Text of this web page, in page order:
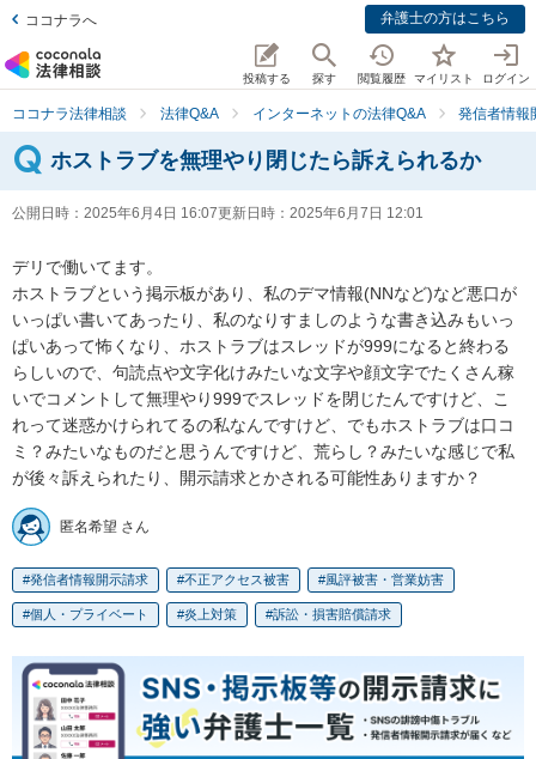
ココナラへ 弁護士の方はこちら
投稿する 探す 閲覧履歴 マイリスト ログイン
ココナラ法律相談 法律Q&A インターネットの法律Q&A 発信者情報
ホストラブを無理やり閉じたら訴えられるか
公開日時： 2025年6月4日 16:07更新日時： 2025年6月7日 12:01
デリで働いてます。
ホストラブという掲示板があり、私のデマ情報(NNなど)など悪口が
いっぱい書いてあったり、私のなりすましのような書き込みもいっ
ぱいあって怖くなり、ホストラブはスレッドが999になると終わる
らしいので、句読点や文字化けみたいな文字や顔文字でたくさん稼
いでコメントして無理やり999でスレッドを閉じたんですけど、こ
れって迷惑かけられてるの私なんですけど、でもホストラブは口コ
ミ？みたいなものだと思うんですけど、荒らし？みたいな感じで私
が後々訴えられたり、開示請求とかされる可能性ありますか？
匿名希望 さん
発信者情報開示請求 不正アクセス被害 風評被害・営業妨害
個人・プライベート 炎上対策 訴訟・損害賠償請求